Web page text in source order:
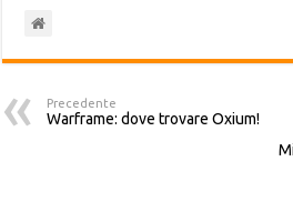
Precedente
Warframe: dove trovare Oxium!